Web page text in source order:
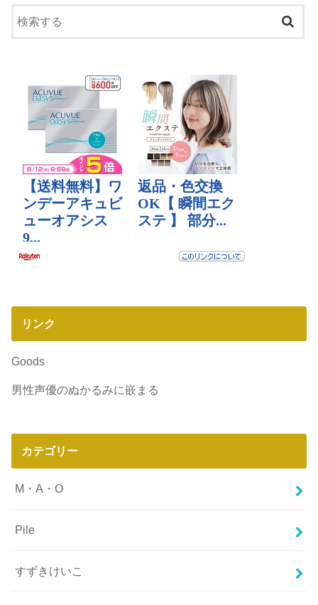
リンク
Goods
男性声優のぬかるみに嵌まる
カテゴリー
M・A・O
Pile
すずきけいこ